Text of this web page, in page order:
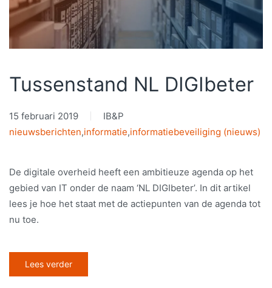
Tussenstand NL DIGIbeter
15 februari 2019
IB&P
nieuwsberichten,informatie,informatiebeveiliging (nieuws)
De digitale overheid heeft een ambitieuze agenda op het
gebied van IT onder de naam ‘NL DIGIbeter’. In dit artikel
lees je hoe het staat met de actiepunten van de agenda tot
nu toe.
Lees verder